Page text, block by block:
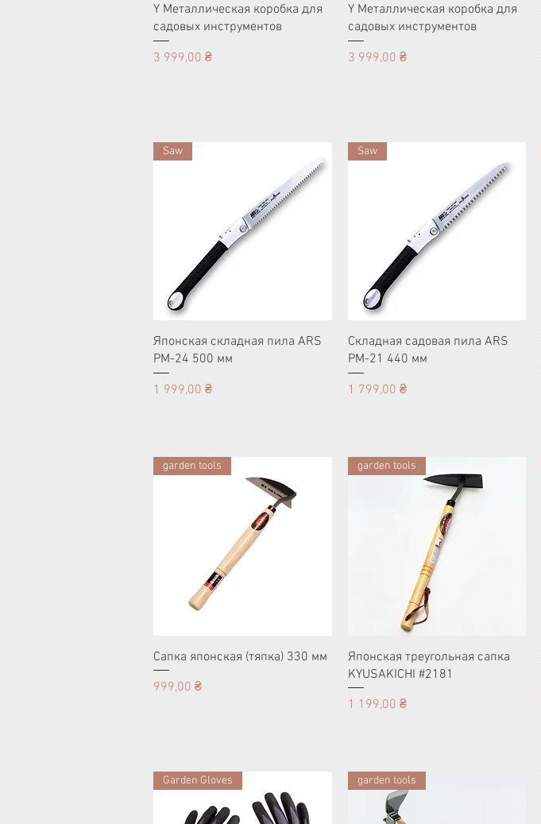
Y Металлическая коробка для
садовых инструментов
Цена
3 999,00 ₴
Y Металлическая коробка для
садовых инструментов
Цена
3 999,00 ₴
Saw
Японская складная пила ARS
PM-24 500 мм
Цена
1 999,00 ₴
Saw
Складная садовая пила ARS
PM-21 440 мм
Цена
1 799,00 ₴
garden tools
Cапка японская (тяпка) 330 мм
Цена
999,00 ₴
garden tools
Японская треугольная сапка
KYUSAKICHI #2181
Цена
1 199,00 ₴
Garden Gloves garden tools